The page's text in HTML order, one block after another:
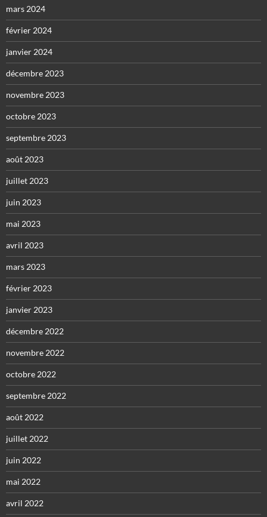
mars 2024
février 2024
janvier 2024
décembre 2023
novembre 2023
octobre 2023
septembre 2023
août 2023
juillet 2023
juin 2023
mai 2023
avril 2023
mars 2023
février 2023
janvier 2023
décembre 2022
novembre 2022
octobre 2022
septembre 2022
août 2022
juillet 2022
juin 2022
mai 2022
avril 2022